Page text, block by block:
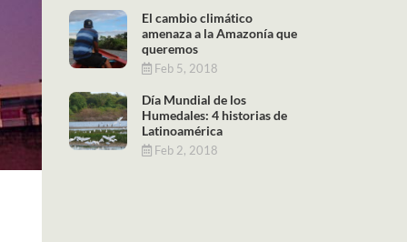
El cambio climático
amenaza a la Amazonía que
queremos
Feb 5, 2018
Día Mundial de los
Humedales: 4 historias de
Latinoamérica
Feb 2, 2018